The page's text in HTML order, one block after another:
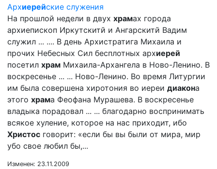
Архиерейские служения
На прошлой недели в двух храмах города
архиепископ Иркутскитй и Ангарскитй Вадим
служил ... .... В день Архистратига Михаила и
прочих Небесных Сил бесплотных архиерей
посетил храм Михаила-Архангела в Ново-Ленино. В
воскресенье ... ... Ново-Ленино. Во время Литургии
им была совершена хиротония во иереи диакона
этого храма Феофана Мурашева. В воскресенье
владыка порадовал ... ... благодарно воспринимать
всякое хуление, которое на нас приходит, ибо
Христос говорит: «если бы вы были от мира, мир
убо свое любил бы,...
Изменен: 23.11.2009